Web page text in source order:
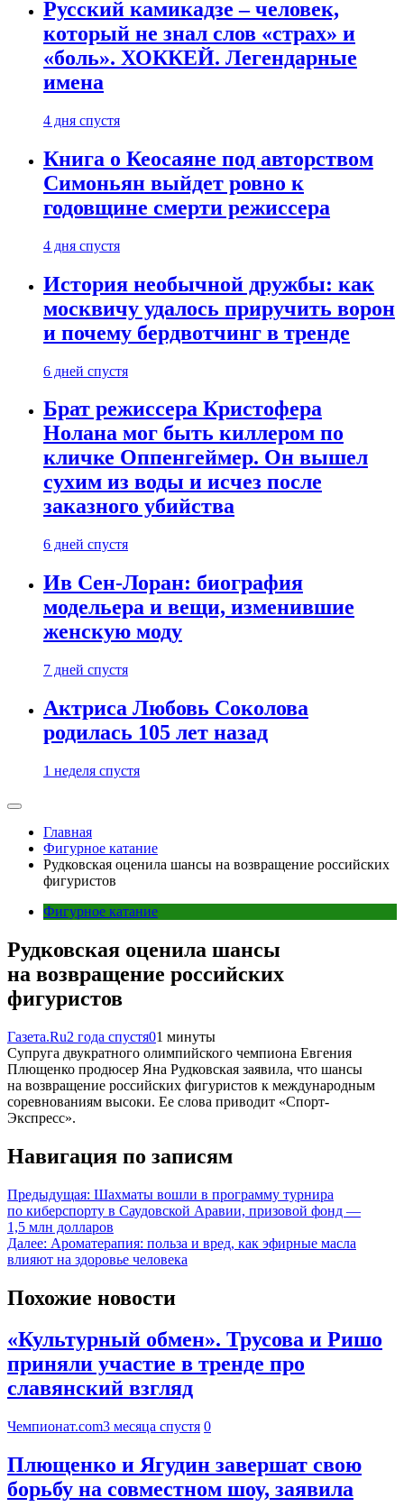
Русский камикадзе – человек,
который не знал слов «страх» и
«боль». ХОККЕЙ. Легендарные
имена
4 дня спустя
Книга о Кеосаяне под авторством
Симоньян выйдет ровно к
годовщине смерти режиссера
4 дня спустя
История необычной дружбы: как
москвичу удалось приручить ворон
и почему бердвотчинг в тренде
6 дней спустя
Брат режиссера Кристофера
Нолана мог быть киллером по
кличке Оппенгеймер. Он вышел
сухим из воды и исчез после
заказного убийства
6 дней спустя
Ив Сен-Лоран: биография
модельера и вещи, изменившие
женскую моду
7 дней спустя
Актриса Любовь Соколова
родилась 105 лет назад
1 неделя спустя
Главная
Фигурное катание
Рудковская оценила шансы на возвращение российских
фигуристов
Фигурное катание
Рудковская оценила шансы
на возвращение российских
фигуристов
Газета.Ru2 года спустя01 минуты
Супруга двукратного олимпийского чемпиона Евгения
Плющенко продюсер Яна Рудковская заявила, что шансы
на возвращение российских фигуристов к международным
соревнованиям высоки. Ее слова приводит «Спорт-
Экспресс».
Навигация по записям
Предыдущая: Шахматы вошли в программу турнира
по киберспорту в Саудовской Аравии, призовой фонд —
1,5 млн долларов
Далее: Ароматерапия: польза и вред, как эфирные масла
влияют на здоровье человека
Похожие новости
«Культурный обмен». Трусова и Ришо
приняли участие в тренде про
славянский взгляд
Чемпионат.com3 месяца спустя 0
Плющенко и Ягудин завершат свою
борьбу на совместном шоу, заявила